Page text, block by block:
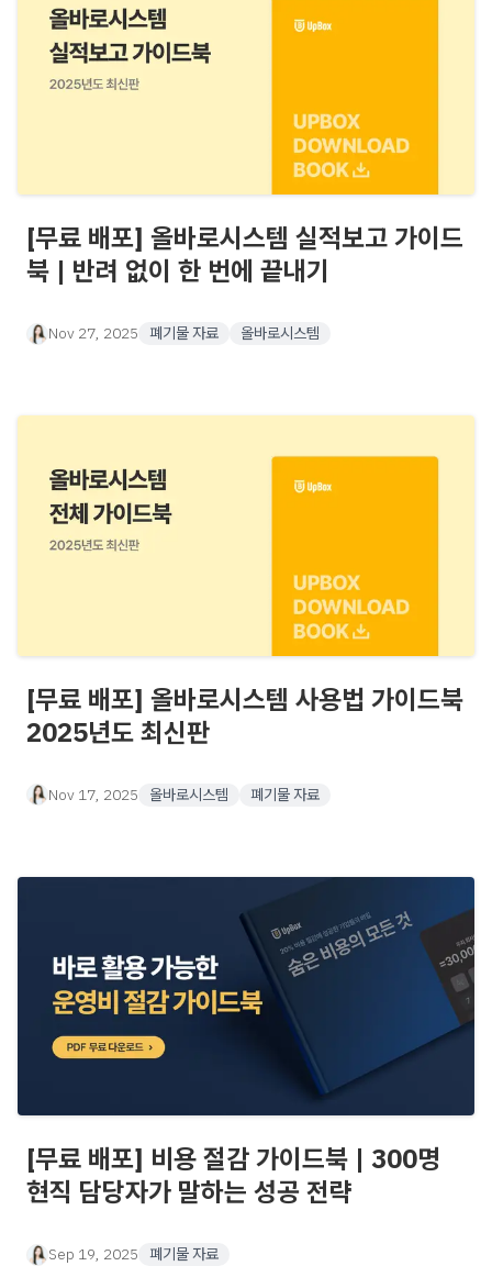
[무료 배포] 올바로시스템 실적보고 가이드
북 | 반려 없이 한 번에 끝내기
Nov 27, 2025 폐기물 자료 올바로시스템
[무료 배포] 올바로시스템 사용법 가이드북
2025년도 최신판
Nov 17, 2025 올바로시스템 폐기물 자료
[무료 배포] 비용 절감 가이드북 | 300명
현직 담당자가 말하는 성공 전략
Sep 19, 2025 폐기물 자료